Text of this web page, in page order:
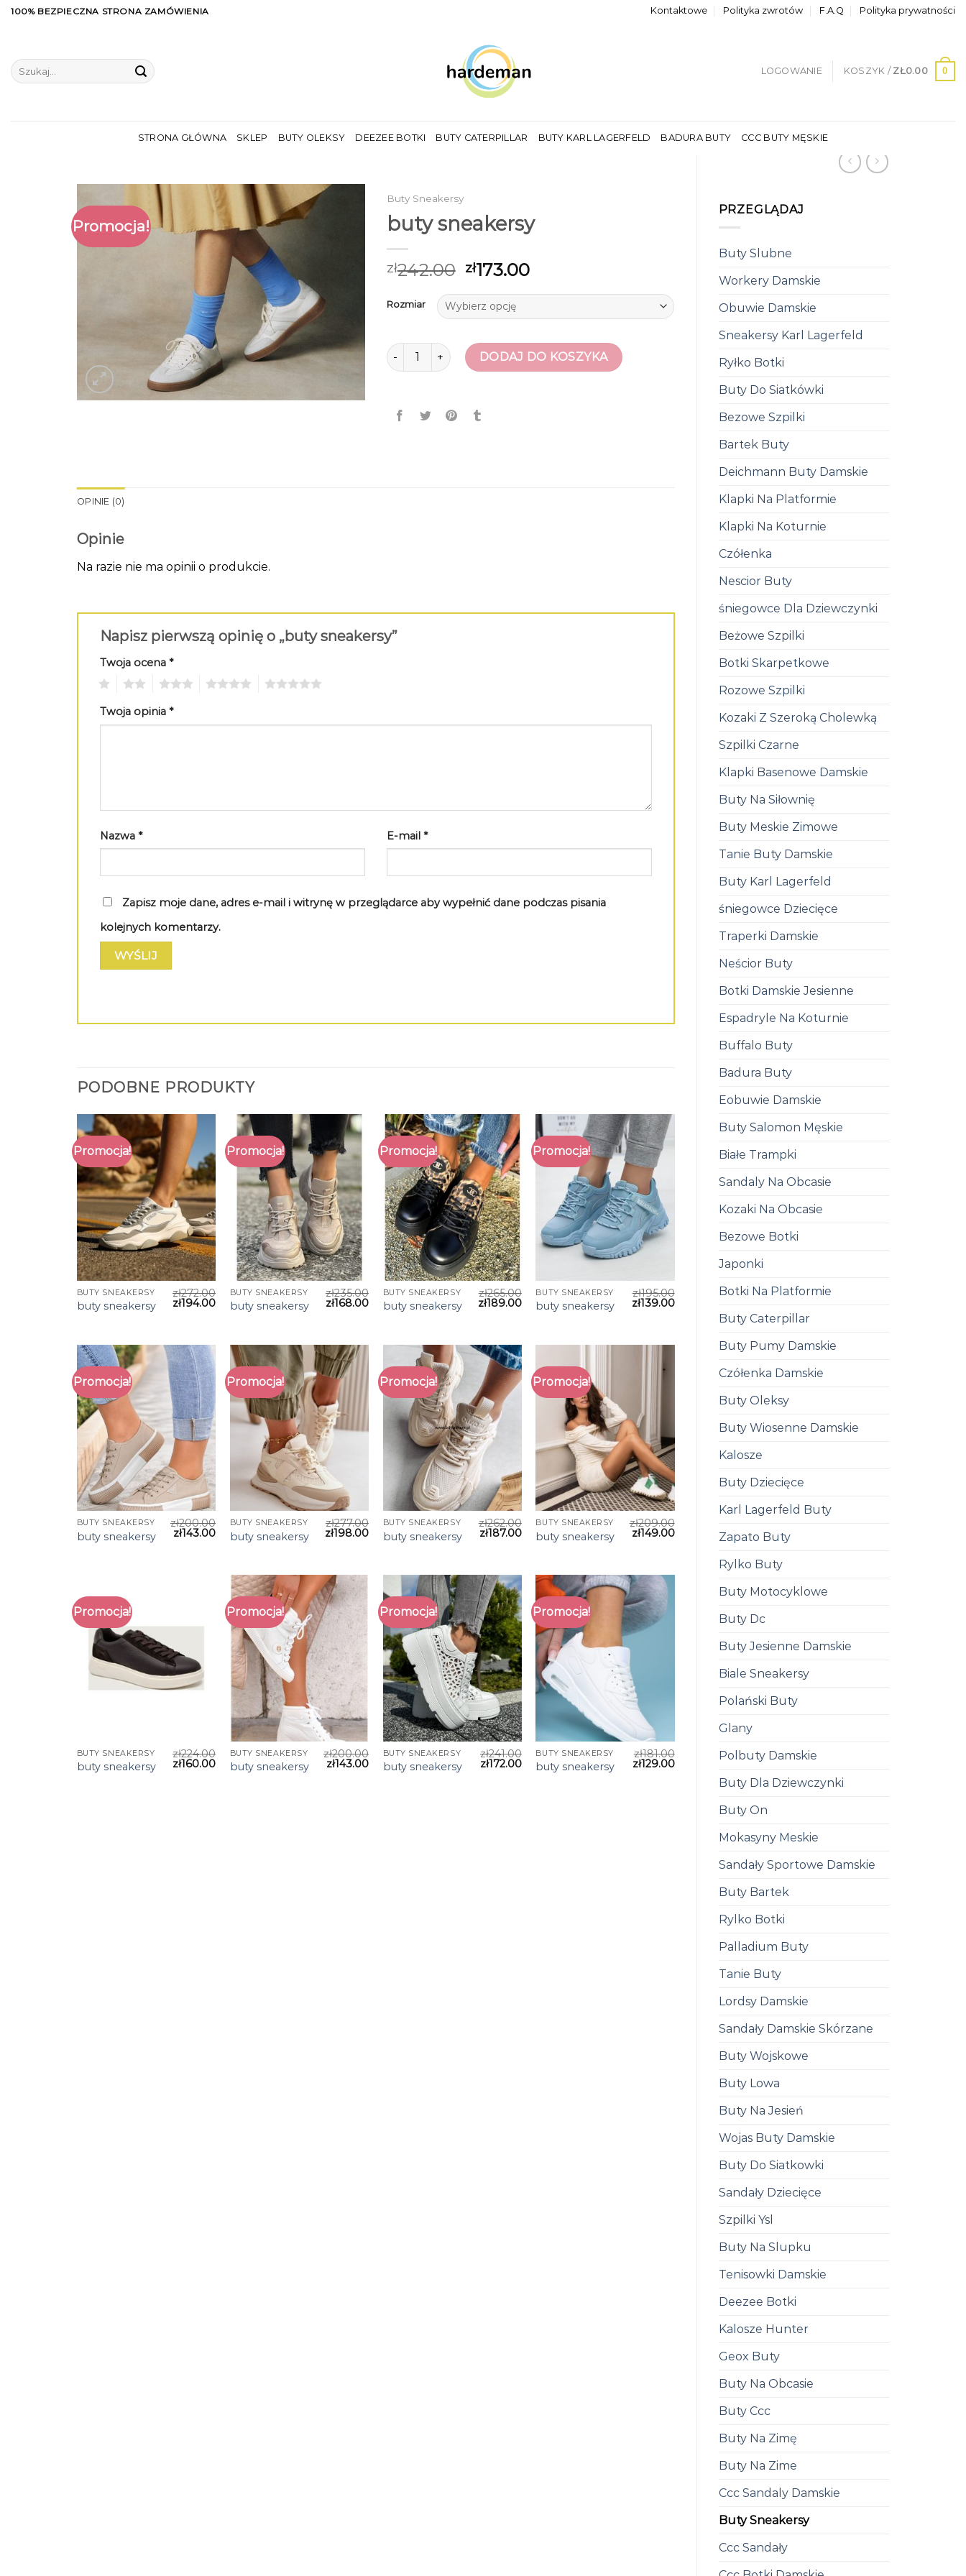
Skip100% BEZPIECZNA STRONA ZAMÓWIENIA Kontaktowe Polityka zwrotów F.A.Q Polityka prywatności
Szukaj:
LOGOWANIE KOSZYK / ZŁ0.00 0
STRONA GŁÓWNA SKLEP BUTY OLEKSY DEEZEE BOTKI BUTY CATERPILLAR BUTY KARL LAGERFELD BADURA BUTY CCC BUTY MĘSKIE
PRZEGLĄDAJ
Buty Slubne
Workery Damskie
Obuwie Damskie
Sneakersy Karl Lagerfeld
Ryłko Botki
Buty Do Siatkówki
Bezowe Szpilki
Bartek Buty
Deichmann Buty Damskie
Klapki Na Platformie
Klapki Na Koturnie
Czółenka
Nescior Buty
śniegowce Dla Dziewczynki
Beżowe Szpilki
Botki Skarpetkowe
Rozowe Szpilki
Kozaki Z Szeroką Cholewką
Szpilki Czarne
Klapki Basenowe Damskie
Buty Na Siłownię
Buty Meskie Zimowe
Tanie Buty Damskie
Buty Karl Lagerfeld
śniegowce Dziecięce
Traperki Damskie
Neścior Buty
Botki Damskie Jesienne
Espadryle Na Koturnie
Buffalo Buty
Badura Buty
Eobuwie Damskie
Buty Salomon Męskie
Białe Trampki
Sandaly Na Obcasie
Kozaki Na Obcasie
Bezowe Botki
Japonki
Botki Na Platformie
Buty Caterpillar
Buty Pumy Damskie
Czółenka Damskie
Buty Oleksy
Buty Wiosenne Damskie
Kalosze
Buty Dziecięce
Karl Lagerfeld Buty
Zapato Buty
Rylko Buty
Buty Motocyklowe
Buty Dc
Buty Jesienne Damskie
Biale Sneakersy
Polański Buty
Glany
Polbuty Damskie
Buty Dla Dziewczynki
Buty On
Mokasyny Meskie
Sandały Sportowe Damskie
Buty Bartek
Rylko Botki
Palladium Buty
Tanie Buty
Lordsy Damskie
Sandały Damskie Skórzane
Buty Wojskowe
Buty Lowa
Buty Na Jesień
Wojas Buty Damskie
Buty Do Siatkowki
Sandały Dziecięce
Szpilki Ysl
Buty Na Slupku
Tenisowki Damskie
Deezee Botki
Kalosze Hunter
Geox Buty
Buty Na Obcasie
Buty Ccc
Buty Na Zimę
Buty Na Zime
Ccc Sandaly Damskie
Buty Sneakersy
Ccc Sandały
Promocja!
Buty Sneakersy
buty sneakersy
zł242.00 zł173.00
Rozmiar
ilość buty sneakersyDODAJ DO KOSZYKA
OPINIE (0)
Opinie
Na razie nie ma opinii o produkcie.
Napisz pierwszą opinię o „buty sneakersy”
Twoja ocena *
Twoja opinia *
Nazwa * E-mail *
Zapisz moje dane, adres e-mail i witrynę w przeglądarce aby wypełnić dane podczas pisania
kolejnych komentarzy.
PODOBNE PRODUKTY
Promocja!
BUTY SNEAKERSY
buty sneakersy
zł272.00
zł194.00
Promocja!
BUTY SNEAKERSY
buty sneakersy
zł235.00
zł168.00
Promocja!
BUTY SNEAKERSY
buty sneakersy
zł265.00
zł189.00
Promocja!
BUTY SNEAKERSY
buty sneakersy
zł195.00
zł139.00
Promocja!
BUTY SNEAKERSY
buty sneakersy
zł200.00
zł143.00
Promocja!
BUTY SNEAKERSY
buty sneakersy
zł277.00
zł198.00
Promocja!
BUTY SNEAKERSY
buty sneakersy
zł262.00
zł187.00
Promocja!
BUTY SNEAKERSY
buty sneakersy
zł209.00
zł149.00
Promocja!
BUTY SNEAKERSY
buty sneakersy
zł224.00
zł160.00
Promocja!
BUTY SNEAKERSY
buty sneakersy
zł200.00
zł143.00
Promocja!
BUTY SNEAKERSY
buty sneakersy
zł241.00
zł172.00
Promocja!
BUTY SNEAKERSY
buty sneakersy
zł181.00
zł129.00